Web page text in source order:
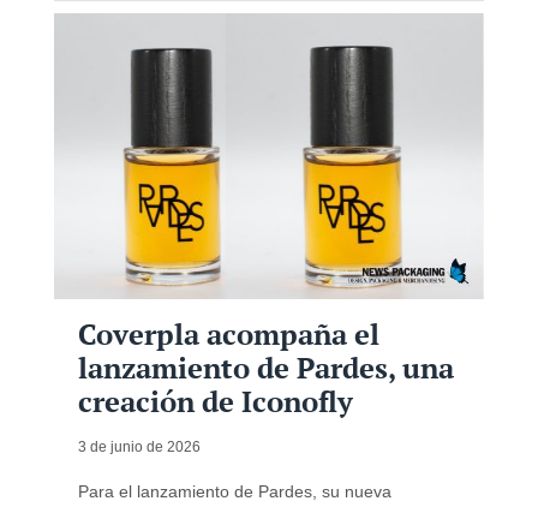
Coverpla acompaña el
lanzamiento de Pardes, una
creación de Iconofly
3 de junio de 2026
Para el lanzamiento de Pardes, su nueva